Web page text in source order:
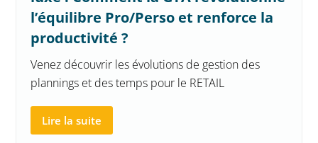
l’équilibre Pro/Perso et renforce la
productivité ?
Venez découvrir les évolutions de gestion des
plannings et des temps pour le RETAIL
Lire la suite